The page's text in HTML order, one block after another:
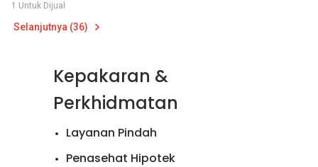
1 Untuk Dijual
Selanjutnya (36)
Kepakaran &
Perkhidmatan
Layanan Pindah
Penasehat Hipotek